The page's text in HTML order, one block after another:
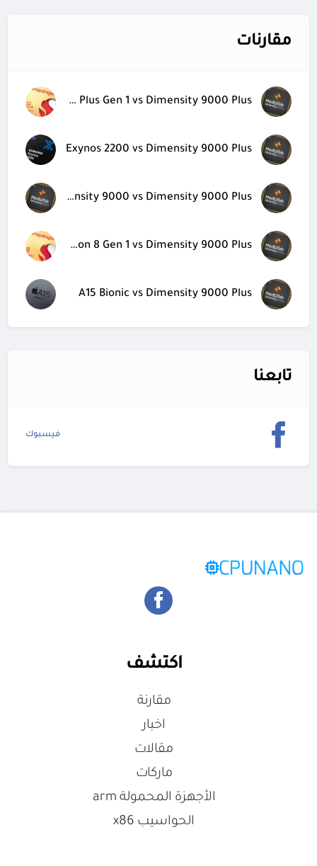
مقارنات
Snapdragon 8 Plus Gen 1 vs Dimensity 9000 Plus
Exynos 2200 vs Dimensity 9000 Plus
Dimensity 9000 vs Dimensity 9000 Plus
Snapdragon 8 Gen 1 vs Dimensity 9000 Plus
A15 Bionic vs Dimensity 9000 Plus
تابعنا
فيسبوك
اكتشف
مقارنة
اخبار
مقالات
ماركات
الأجهزة المحمولة arm
الحواسيب x86